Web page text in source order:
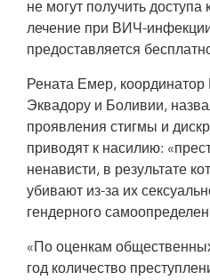
не могут получить доступа
лечение при ВИЧ-
предоставляется
Рената Емер,
Эквадору и Боливии,
проявления стигмы и
приводят к насилию:
ненависти, в результате
убивают из-за их
гендерного
«По оценкам
год количество